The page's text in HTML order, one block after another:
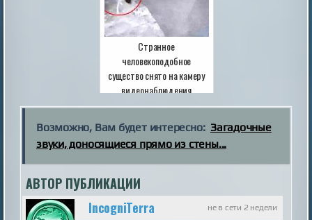
Странное
человекоподобное
существо снято на камеру
видеонаблюдения
Возможно, Вам будет интересно: Загадочные
звуки, доносящиеся прямо из стены...
АВТОР ПУБЛИКАЦИИ
не в сети 2 недели
IncogniTerra